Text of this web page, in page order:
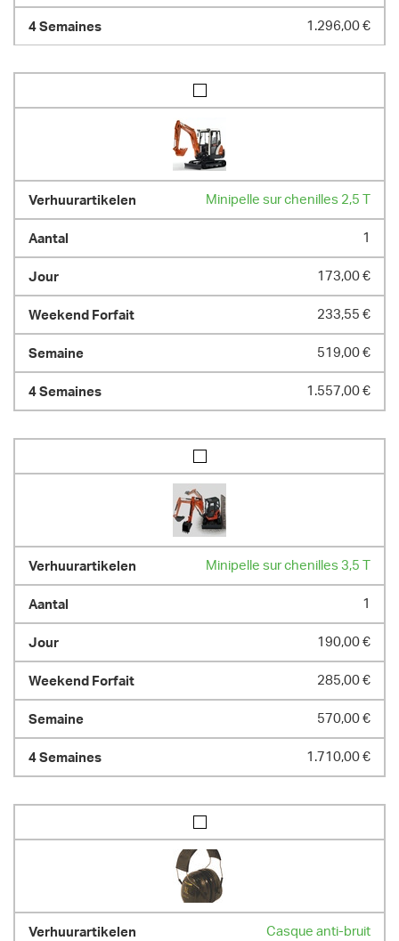
1.296,00 €
Minipelle sur chenilles 2,5 T
1
173,00 €
233,55 €
519,00 €
1.557,00 €
Minipelle sur chenilles 3,5 T
1
190,00 €
285,00 €
570,00 €
1.710,00 €
Casque anti-bruit